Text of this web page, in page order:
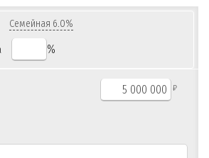
Семейная 6.0%
%
₽